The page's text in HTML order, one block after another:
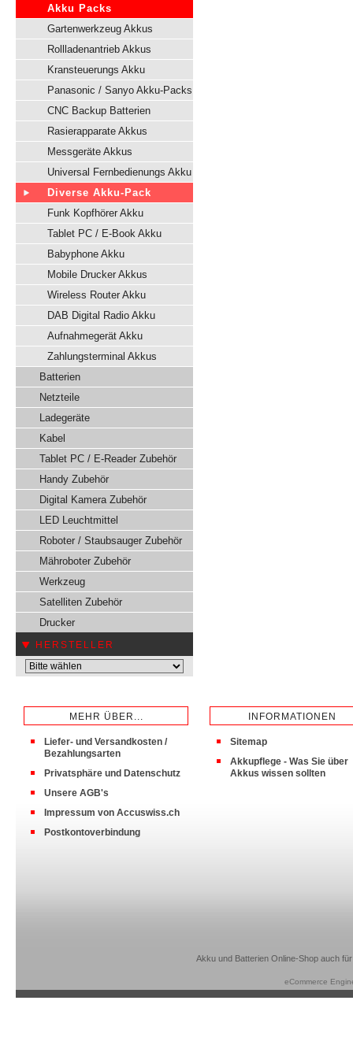
Akku Packs
Gartenwerkzeug Akkus
Rollladenantrieb Akkus
Kransteuerungs Akku
Panasonic / Sanyo Akku-Packs
CNC Backup Batterien
Rasierapparate Akkus
Messgeräte Akkus
Universal Fernbedienungs Akku
Diverse Akku-Pack
Funk Kopfhörer Akku
Tablet PC / E-Book Akku
Babyphone Akku
Mobile Drucker Akkus
Wireless Router Akku
DAB Digital Radio Akku
Aufnahmegerät Akku
Zahlungsterminal Akkus
Batterien
Netzteile
Ladegeräte
Kabel
Tablet PC / E-Reader Zubehör
Handy Zubehör
Digital Kamera Zubehör
LED Leuchtmittel
Roboter / Staubsauger Zubehör
Mähroboter Zubehör
Werkzeug
Satelliten Zubehör
Drucker
HERSTELLER
MEHR ÜBER...
Liefer- und Versandkosten /
Bezahlungsarten
Privatsphäre und Datenschutz
Unsere AGB's
Impressum von Accuswiss.ch
Postkontoverbindung
INFORMATIONEN
Sitemap
Akkupflege - Was Sie über
Akkus wissen sollten
Akku und Batterien Online-Shop auch
eCommerce